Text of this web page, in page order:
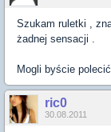
Szukam ruletki ,
żadnej sensacji .
Mogli byście
ric0
30.08.2011